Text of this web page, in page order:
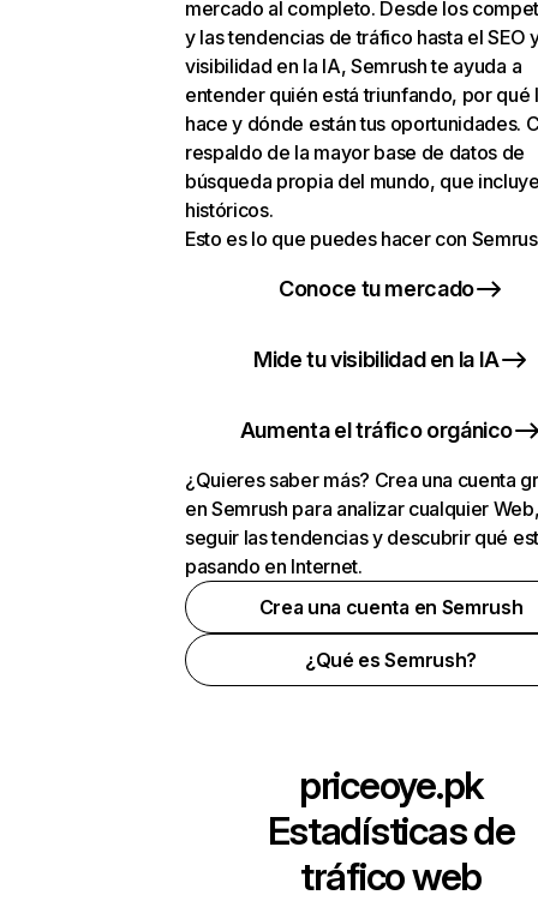
mercado al completo. Desde los
y las tendencias de tráfico hasta el SEO
visibilidad en la IA, Semrush te ayuda a
entender quién está triunfando, por qué
hace y dónde están tus oportunidades.
respaldo de la mayor base de datos de
búsqueda propia del mundo, que
históricos.
Esto es lo que puedes hacer con
Conoce tu mercado
Mide tu visibilidad en la IA
Aumenta el tráfico orgánico
¿Quieres saber más? Crea una cuenta
en Semrush para analizar cualquier
seguir las tendencias y descubrir qué
pasando en Internet.
Crea una cuenta en Semrush
¿Qué es Semrush?
priceoye.pk
Estadísticas de
tráfico web